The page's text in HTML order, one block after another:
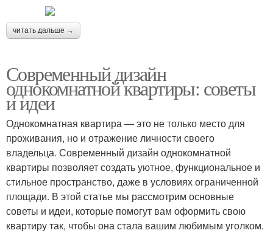
читать дальше →
Современный дизайн
однокомнатной квартиры: советы
и идеи
Однокомнатная квартира — это не только место для
проживания, но и отражение личности своего
владельца. Современный дизайн однокомнатной
квартиры позволяет создать уютное, функциональное и
стильное пространство, даже в условиях ограниченной
площади. В этой статье мы рассмотрим основные
советы и идеи, которые помогут вам оформить свою
квартиру так, чтобы она стала вашим любимым уголком.